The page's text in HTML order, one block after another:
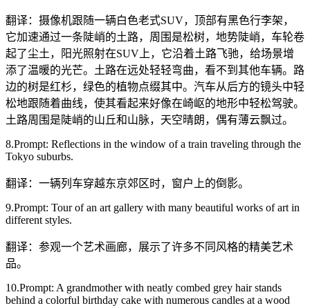
翻译：摄像机跟随一辆白色老式SUV，顶部有黑色行李架，
它加速通过一条陡峭的土路，周围是松树，地势陡峭，车轮卷
起了尘土，阳光照射在SUV上，它沿着土路飞驰，给场景增
添了温暖的光芒。土路在远处轻轻弯曲，看不到其他车辆。路
边的树是红杉，绿色的植物点缀其中。汽车从后方的镜头中轻
松地跟随着曲线，使其看起来好像在崎岖的地形中轻松驾驶。
土路周围是陡峭的山丘和山脉，天空晴朗，偶有薄云飘过。
8.Prompt: Reflections in the window of a train traveling through the
Tokyo suburbs.
翻译：一辆列车穿越东京郊区时，窗户上的倒影。
9.Prompt: Tour of an art gallery with many beautiful works of art in
different styles.
翻译：参观一个艺术画廊，展示了许多不同风格的精美艺术
品。
10.Prompt: A grandmother with neatly combed grey hair stands
behind a colorful birthday cake with numerous candles at a wood